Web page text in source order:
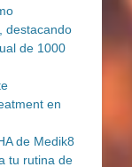
destacando
de 1000
en
de Medik8
tu rutina de